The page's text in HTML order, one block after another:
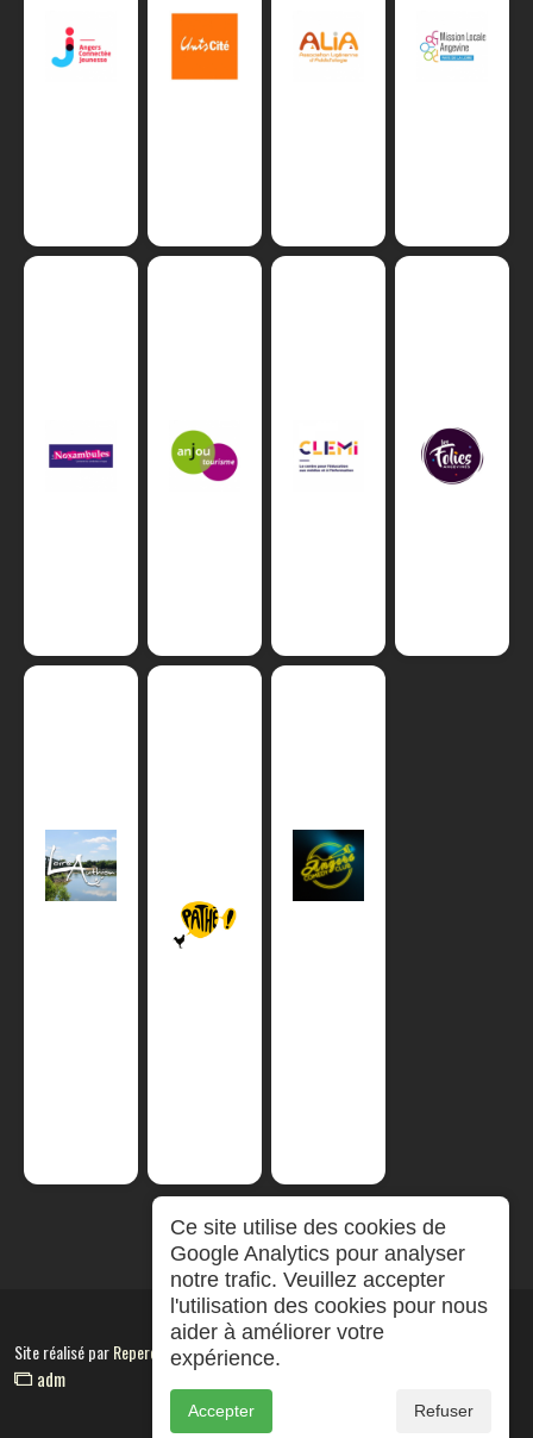
Site réalisé parRepereCom
adm
Ce site utilise des cookies de
Google Analytics pour analyser
notre trafic. Veuillez accepter
l'utilisation des cookies pour nous
aider à améliorer votre
expérience.
Accepter Refuser